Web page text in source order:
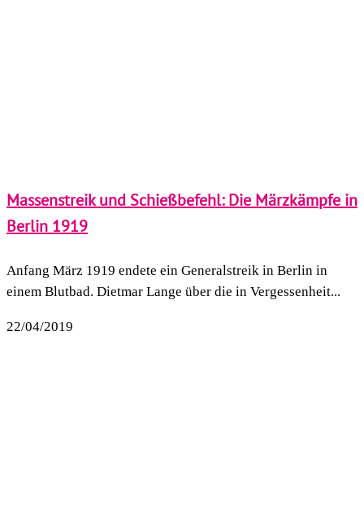
Massenstreik und Schießbefehl: Die Märzkämpfe in
Berlin 1919
Anfang März 1919 endete ein Generalstreik in Berlin in
einem Blutbad. Dietmar Lange über die in Vergessenheit...
22/04/2019